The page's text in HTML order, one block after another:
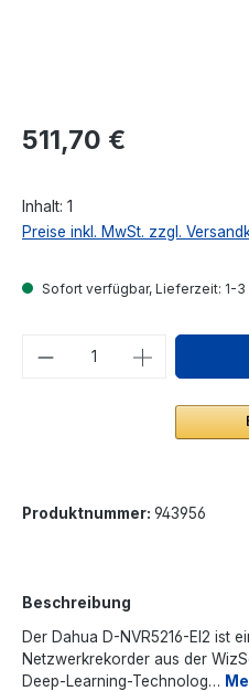
Regulärer Preis:
511,70 €
Inhalt: 1
Preise inkl. MwSt. zzgl.
Sofort verfügbar, Lieferzeit: 1-3
Produkt Anzahl:
Produktnummer: 943956
Beschreibung
Der Dahua D-NVR5216-EI2 ist
Netzwerkrekorder aus der
Deep-Learning-Technolog…